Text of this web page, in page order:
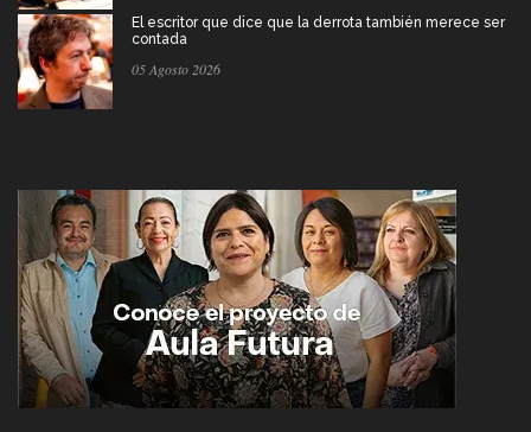
El escritor que dice que la derrota también merece ser
contada
05 Agosto 2026